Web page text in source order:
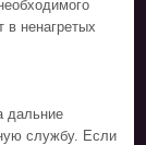
в ненагретых
дальние
службу. Если